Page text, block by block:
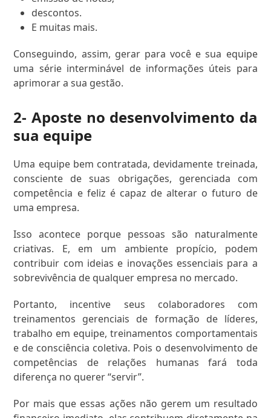
descontos.
E muitas mais.
Conseguindo, assim, gerar para você e sua equipe
uma série interminável de informações úteis para
aprimorar a sua gestão.
2- Aposte no desenvolvimento da
sua equipe
Uma equipe bem contratada, devidamente treinada,
consciente de suas obrigações, gerenciada com
competência e feliz é capaz de alterar o futuro de
uma empresa.
Isso acontece porque pessoas são naturalmente
criativas. E, em um ambiente propício, podem
contribuir com ideias e inovações essenciais para a
sobrevivência de qualquer empresa no mercado.
Portanto, incentive seus colaboradores com
treinamentos gerenciais de formação de líderes,
trabalho em equipe, treinamentos comportamentais
e de consciência coletiva. Pois o desenvolvimento de
competências de relações humanas fará toda
diferença no querer “servir”.
Por mais que essas ações não gerem um resultado